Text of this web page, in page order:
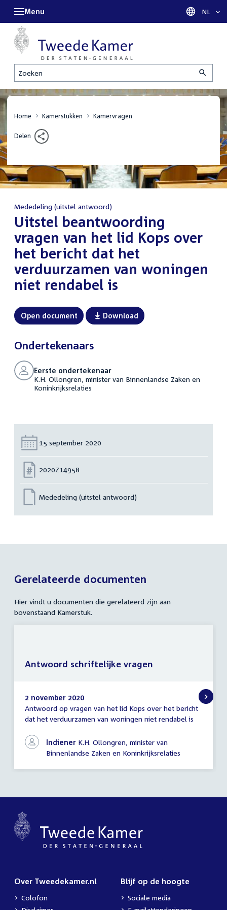
Zoeken
Menu Taal
NL
Home Kamerstukken Kamervragen
Delen
Mededeling (uitstel antwoord)
:Uitstel beantwoording
vragen van het lid Kops over
het bericht dat het
verduurzamen van woningen
niet rendabel is
Open document Download
Ondertekenaars
Eerste ondertekenaar
K.H. Ollongren, minister van Binnenlandse Zaken en
Koninkrijksrelaties
Datum:
15 september 2020
Nummer:
2020Z14958
Mededeling (uitstel antwoord)
Gerelateerde documenten
Hier vindt u documenten die gerelateerd zijn aan
bovenstaand Kamerstuk.
Antwoord
schriftelijke
2 november 2020
Antwoord op vragen van het lid Kops over het bericht
dat het verduurzamen van woningen niet rendabel is
Indiener K.H. Ollongren, minister van
Binnenlandse Zaken en Koninkrijksrelaties
Antwoord schriftelijke vragen
Over Tweedekamer.nl
Colofon
Blijf op de hoogte
Sociale media